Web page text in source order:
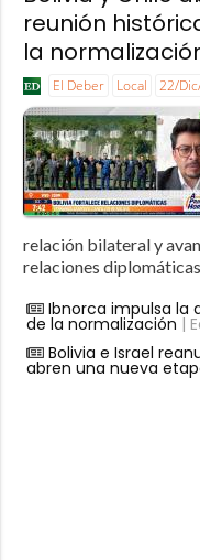
reunión
la
El Deber Local 22/
relación bilateral y
relaciones
Ibnorca impulsa la
de la normalización |
Bolivia e Israel
abren una nueva